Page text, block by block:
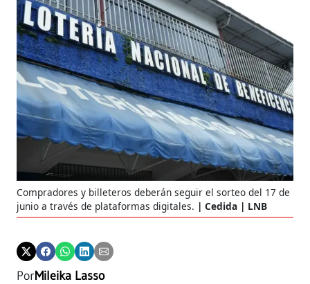
Compradores y billeteros deberán seguir el sorteo del 17 de
junio a través de plataformas digitales.
Cedida | LNB
PorMileika Lasso